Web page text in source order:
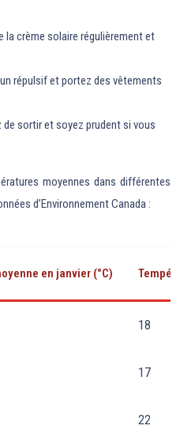
la crème solaire régulièrement et
répulsif et portez des vêtements
de sortir et soyez prudent si vous
moyennes dans différentes
d’Environnement Canada :
en janvier (°C)
18
17
22